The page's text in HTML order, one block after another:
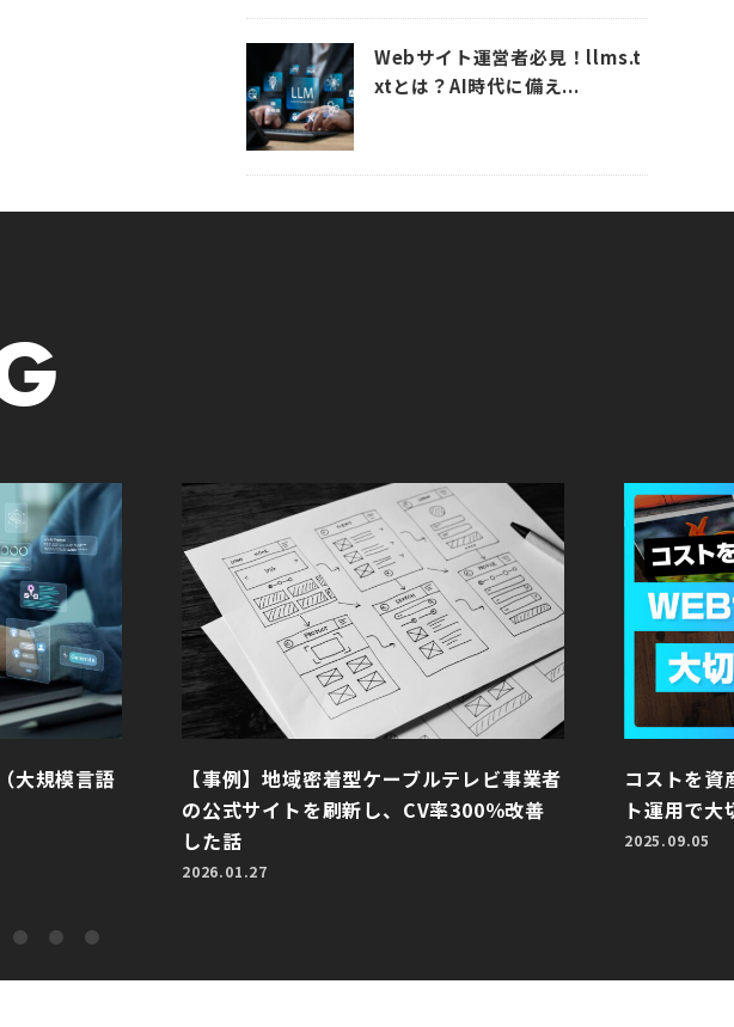
Webサイト運営者必見！llms.t
xtとは？AI時代に備え...
大規模言語
【事例】地域密着型ケーブルテレビ事業者
の公式サイトを刷新し、CV率300％改善
した話
2026.01.27
コストを
ト運用で
2025.09.05